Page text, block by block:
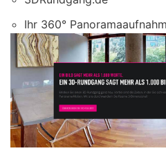
Ihr 360°